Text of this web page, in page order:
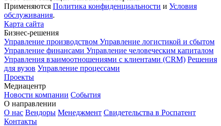
Применяются Политика конфиденциальности и Условия
обслуживания.
Карта сайта
Бизнес-решения
Управление производством Управление логистикой и сбытом
Управление финансами Управление человеческим капиталом
Управления взаимоотношениями с клиентами (CRM) Решения
для вузов Управление процессами
Проекты
Медиацентр
Новости компании События
О направлении
О нас Вендоры Менеджмент Свидетельства в Роспатент
Контакты